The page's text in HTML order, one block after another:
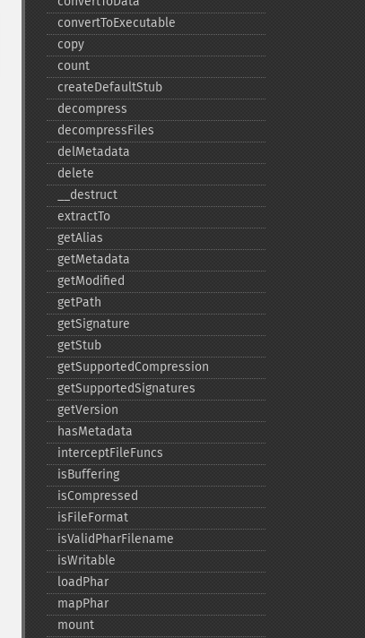
convertToExecutable
copy
count
createDefaultStub
decompress
decompressFiles
delMetadata
delete
_​_​destruct
extractTo
getAlias
getMetadata
getModified
getPath
getSignature
getStub
getSupportedCompression
getSupportedSignatures
getVersion
hasMetadata
interceptFileFuncs
isBuffering
isCompressed
isFileFormat
isValidPharFilename
isWritable
loadPhar
mapPhar
mount